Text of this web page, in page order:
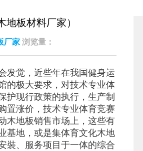
板材料厂家）
厂家 浏览量：
发觉，近些年在我国健身运
的极大要求，对技术专业体
护现行政策的执行，生产制
置涨价，技术专业体育竞赛
木地板销售市场上，这些有
基地，或是集体育文化木地
裝、服务项目于一体的综合